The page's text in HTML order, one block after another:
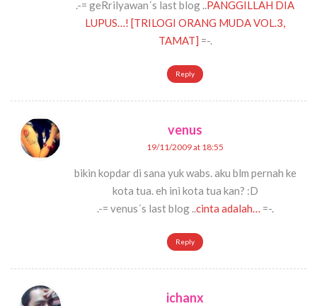
.-= geRrilyawan´s last blog ..PANGGILLAH DIA
LUPUS…! [TRILOGI ORANG MUDA VOL.3,
TAMAT] =-.
Reply
venus
19/11/2009 at 18:55
bikin kopdar di sana yuk wabs. aku blm pernah ke
kota tua. eh ini kota tua kan? :D
.-= venus´s last blog ..cinta adalah… =-.
Reply
ichanx